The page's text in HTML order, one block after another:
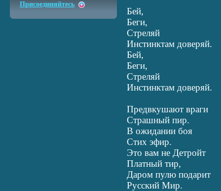
Бей,
Беги,
Стреляй
Инстинктам доверяй.
Бей,
Беги,
Стреляй
Инстинктам доверяй.
Предвкушают враги
Cтрашный пир.
В ожидании боя
Cтих эфир.
Это вам не Детройт
Платный тир,
Даром пулю подарит
Русский Мир.
Присоединяйтесь